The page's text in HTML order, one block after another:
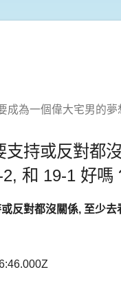
成為一個偉大宅男的夢
支持或反對都
和 19-1 好嗎
反對都沒關係, 至少去